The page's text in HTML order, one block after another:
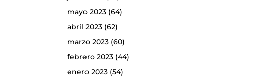
mayo 2023(64)
abril 2023(62)
marzo 2023(60)
febrero 2023(44)
enero 2023(54)